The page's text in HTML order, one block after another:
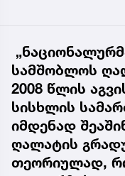
სამშობლოს
2008 წლის
სისხლის
იმდენად
ღალატის
თეორიულად,